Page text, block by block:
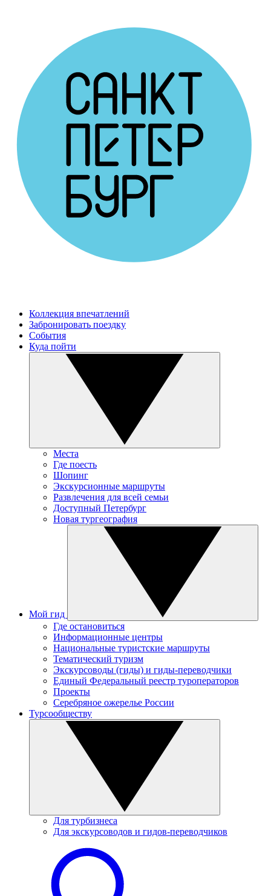
Коллекция впечатлений
Забронировать поездку
События
Куда пойти
Места
Где поесть
Шопинг
Экскурсионные маршруты
Развлечения для всей семьи
Доступный Петербург
Новая тургеография
Мой гид
Где остановиться
Информационные центры
Национальные туристские маршруты
Тематический туризм
Экскурсоводы (гиды) и гиды-переводчики
Единый Федеральный реестр туроператоров
Проекты
Серебряное ожерелье России
Турсообществу
Для турбизнеса
Для экскурсоводов и гидов-переводчиков